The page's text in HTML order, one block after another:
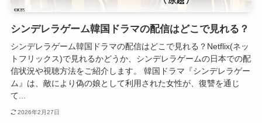
シンデレラゲーム韓国ドラマの配信はどこで見れる？
シンデレラゲーム韓国ドラマの配信はどこで見れる？Netflix(ネッ
トフリックス)で見れるかどうか、シンデレラゲームの日本での配
信状況や視聴方法をご紹介します。 韓国ドラマ『シンデレラゲー
ム』は、敵により偽の娘として利用された女性が、復讐を通じ
て...
2026年2月27日